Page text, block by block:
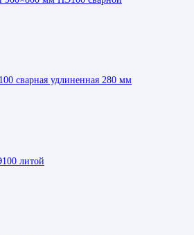
сварная удлиненная 280 мм
литой